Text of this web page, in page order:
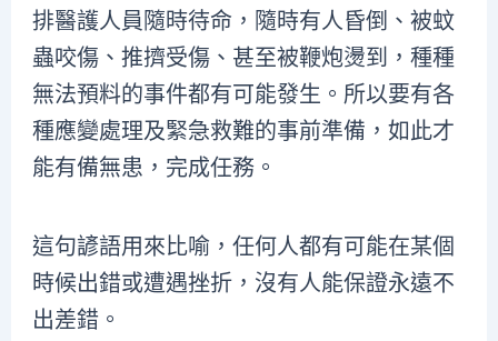
排醫護人員隨時待命，隨時有人昏倒、被蚊
蟲咬傷、推擠受傷、甚至被鞭炮燙到，種種
無法預料的事件都有可能發生。所以要有各
種應變處理及緊急救難的事前準備，如此才
能有備無患，完成任務。
這句諺語用來比喻，任何人都有可能在某個
時候出錯或遭遇挫折，沒有人能保證永遠不
出差錯。